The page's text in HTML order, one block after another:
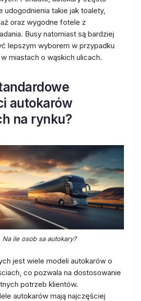
udogodnienia takie jak toalety,
oraz wygodne fotele z
Busy natomiast są bardziej
lepszym wyborem w przypadku
miastach o wąskich ulicach.
autokarów
na rynku?
Na ile osob sa autokary?
jest wiele modeli autokarów o
co pozwala na dostosowanie
potrzeb klientów.
autokarów mają najczęściej